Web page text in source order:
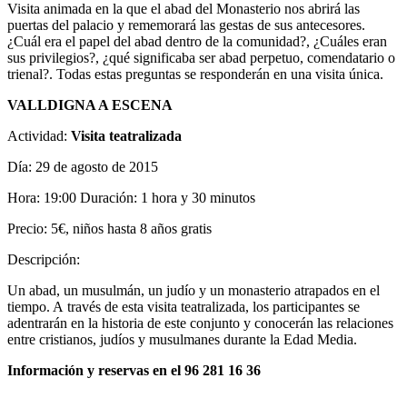
Visita animada en la que el abad del Monasterio nos abrirá las
puertas del palacio y rememorará las gestas de sus antecesores.
¿Cuál era el papel del abad dentro de la comunidad?, ¿Cuáles eran
sus privilegios?, ¿qué significaba ser abad perpetuo, comendatario o
trienal?. Todas estas preguntas se responderán en una visita única.
VALLDIGNA A ESCENA
Actividad: Visita teatralizada
Día: 29 de agosto de 2015
Hora: 19:00 Duración: 1 hora y 30 minutos
Precio: 5€, niños hasta 8 años gratis
Descripción:
Un abad, un musulmán, un judío y un monasterio atrapados en el
tiempo. A través de esta visita teatralizada, los participantes se
adentrarán en la historia de este conjunto y conocerán las relaciones
entre cristianos, judíos y musulmanes durante la Edad Media.
Información y reservas en el 96 281 16 36